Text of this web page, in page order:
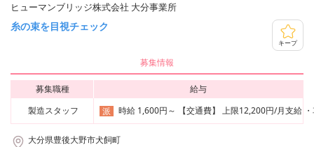
ヒューマンブリッジ株式会社 大分事業所
糸の束を目視チェック
キープ
募集情報
募集職種
給与
製造スタッフ
派 時給 1,600円～ 【交通費】 上限12,200円/月支給
大分県豊後大野市犬飼町